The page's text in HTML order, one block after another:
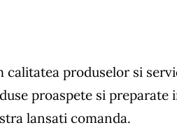
calitatea produselor si
proaspete si preparate
lansati comanda.